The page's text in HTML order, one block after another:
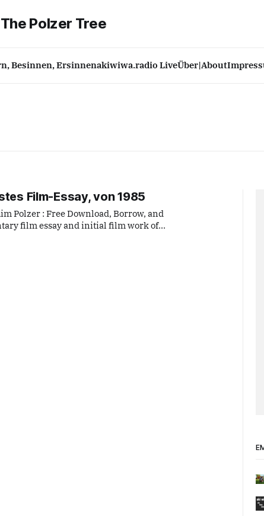
The Polzer Tree
Besinnen, Ersinnenakiwiwa.radio LiveÜber|About
Film-Essay, von 1985
Polzer : Free Download, Borrow, and
film essay and initial film work of